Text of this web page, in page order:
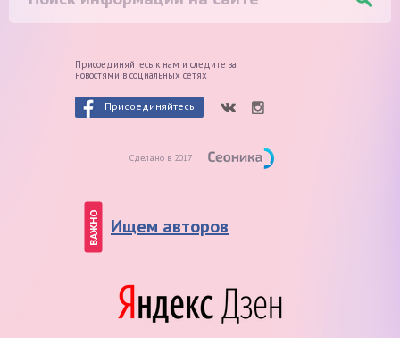
Присоединяйтесь к нам и следите за
новостями в социальных сетях
Присоединяйтесь
Сделано в 2017
ВАЖНО Ищем авторов